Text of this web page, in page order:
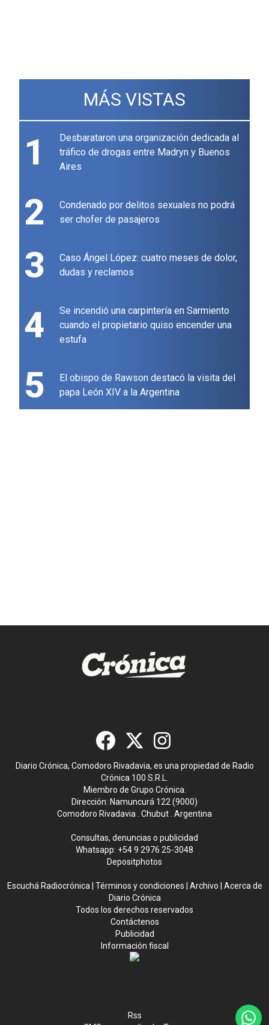
MÁS VISTAS
1
Desbarataron una organización dedicada al
tráfico de drogas entre Madryn y Buenos
Aires
2
Condenado por delitos sexuales no podrá
ser chofer de pasajeros
3
Caso Ángel López: cuatro meses de dolor,
dudas y reclamos
4
Se incendió una carpintería en Sarmiento
cuando el propietario quiso encender una
estufa
5
El obispo de Rawson destacó la visita del
papa León XIV a la Argentina
Diario Crónica, Comodoro Rivadavia, es una propiedad de Radio
Crónica 100 S.R.L.
Miembro de Grupo Crónica.
Dirección: Namuncurá 122 (9000)
Comodoro Rivadavia . Chubut . Argentina
Consultas, denuncias o publicidad
Whatsapp: +54 9 2976 25-3048
Depositphotos
Escuchá Radiocrónica Términos y condiciones Archivo
Acerca de
Diario Crónica
Todos los derechos reservados
Contáctenos
Publicidad
Información fiscal
Rss